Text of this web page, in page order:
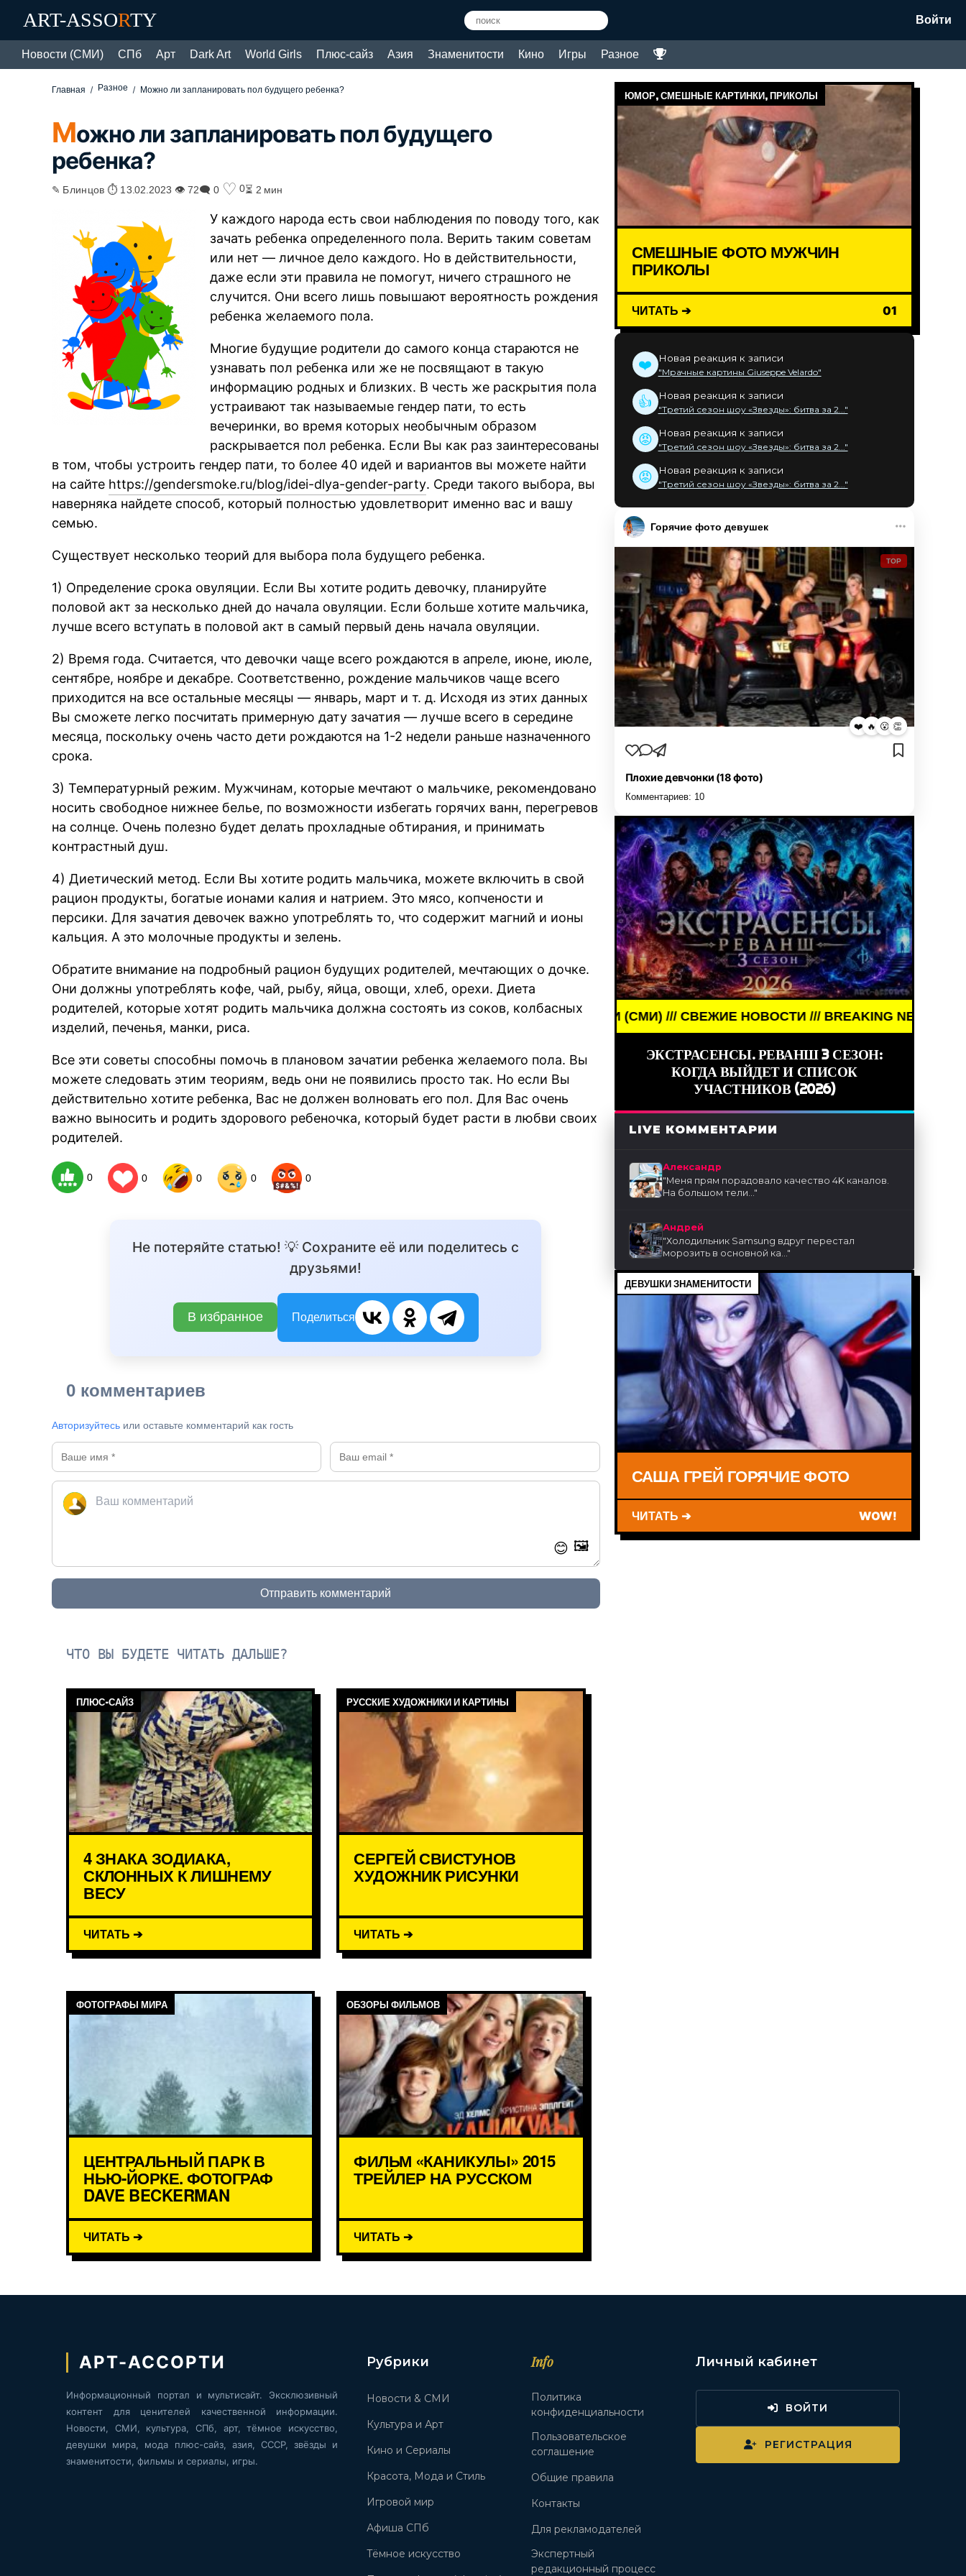
ART-ASSORTY Войти
Новости (СМИ) СПб Арт Dark Art World Girls Плюс-сайз Азия Знаменитости Кино Игры Разное
Главная Разное Можно ли запланировать пол будущего ребенка?
Можно ли запланировать пол будущего
ребенка?
✎ Блинцов ⏱ 13.02.2023 👁 72🗨 0 ♡ 0⏳ 2 мин
У каждого народа есть свои наблюдения по поводу того, как
зачать ребенка определенного пола. Верить таким советам
или нет — личное дело каждого. Но в действительности,
даже если эти правила не помогут, ничего страшного не
случится. Они всего лишь повышают вероятность рождения
ребенка желаемого пола.
Многие будущие родители до самого конца стараются не
узнавать пол ребенка или же не посвящают в такую
информацию родных и близких. В честь же раскрытия пола
устраивают так называемые гендер пати, то есть
вечеринки, во время которых необычным образом
раскрывается пол ребенка. Если Вы как раз заинтересованы
в том, чтобы устроить гендер пати, то более 40 идей и вариантов вы можете найти
на сайте https://gendersmoke.ru/blog/idei-dlya-gender-party. Среди такого выбора, вы
наверняка найдете способ, который полностью удовлетворит именно вас и вашу
семью.
Существует несколько теорий для выбора пола будущего ребенка.
1) Определение срока овуляции. Если Вы хотите родить девочку, планируйте
половой акт за несколько дней до начала овуляции. Если больше хотите мальчика,
лучше всего вступать в половой акт в самый первый день начала овуляции.
2) Время года. Считается, что девочки чаще всего рождаются в апреле, июне, июле,
сентябре, ноябре и декабре. Соответственно, рождение мальчиков чаще всего
приходится на все остальные месяцы — январь, март и т. д. Исходя из этих данных
Вы сможете легко посчитать примерную дату зачатия — лучше всего в середине
месяца, поскольку очень часто дети рождаются на 1-2 недели раньше назначенного
срока.
3) Температурный режим. Мужчинам, которые мечтают о мальчике, рекомендовано
носить свободное нижнее белье, по возможности избегать горячих ванн, перегревов
на солнце. Очень полезно будет делать прохладные обтирания, и принимать
контрастный душ.
4) Диетический метод. Если Вы хотите родить мальчика, можете включить в свой
рацион продукты, богатые ионами калия и натрием. Это мясо, копчености и
персики. Для зачатия девочек важно употреблять то, что содержит магний и ионы
кальция. А это молочные продукты и зелень.
Обратите внимание на подробный рацион будущих родителей, мечтающих о дочке.
Они должны употреблять кофе, чай, рыбу, яйца, овощи, хлеб, орехи. Диета
родителей, которые хотят родить мальчика должна состоять из соков, колбасных
изделий, печенья, манки, риса.
Все эти советы способны помочь в плановом зачатии ребенка желаемого пола. Вы
можете следовать этим теориям, ведь они не появились просто так. Но если Вы
действительно хотите ребенка, Вас не должен волновать его пол. Для Вас очень
важно выносить и родить здорового ребеночка, который будет расти в любви своих
родителей.
0 0 0 0 0
Не потеряйте статью! 💡 Сохраните её или поделитесь с
друзьями!
В избранное Поделиться
0 комментариев
Авторизуйтесь или оставьте комментарий как гость
😊 🖼️
Отправить комментарий
ЧТО ВЫ БУДЕТЕ ЧИТАТЬ ДАЛЬШЕ?
ПЛЮС-САЙЗ
4 ЗНАКА ЗОДИАКА,
СКЛОННЫХ К ЛИШНЕМУ
ВЕСУ
ЧИТАТЬ ➔
РУССКИЕ ХУДОЖНИКИ И КАРТИНЫ
СЕРГЕЙ СВИСТУНОВ
ХУДОЖНИК РИСУНКИ
ЧИТАТЬ ➔
ФОТОГРАФЫ МИРА
ЦЕНТРАЛЬНЫЙ ПАРК В
НЬЮ-ЙОРКЕ. ФОТОГРАФ
DAVE BECKERMAN
ЧИТАТЬ ➔
ОБЗОРЫ ФИЛЬМОВ
ФИЛЬМ «КАНИКУЛЫ» 2015
ТРЕЙЛЕР НА РУССКОМ
ЧИТАТЬ ➔
ЮМОР, СМЕШНЫЕ КАРТИНКИ, ПРИКОЛЫ
СМЕШНЫЕ ФОТО МУЖЧИН
ПРИКОЛЫ
ЧИТАТЬ ➔ 01
❤️ Новая реакция к записи
"Мрачные картины Giuseppe Velardo"
👍 Новая реакция к записи
"Третий сезон шоу «Звезды»: битва за 2..."
😡 Новая реакция к записи
"Третий сезон шоу «Звезды»: битва за 2..."
😡 Новая реакция к записи
"Третий сезон шоу «Звезды»: битва за 2..."
Горячие фото девушек
TOP
❤️ 🔥 😮 👏
Плохие девчонки (18 фото)
Комментариев: 10
BREAKING NEWS /// НОВОСТИ (СМИ) /// СВЕЖИЕ НОВОСТИ /// BREAKING NEWS /// НОВОСТИ
ЭКСТРАСЕНСЫ. РЕВАНШ 3 СЕЗОН:
КОГДА ВЫЙДЕТ И СПИСОК
УЧАСТНИКОВ (2026)
LIVE КОММЕНТАРИИ
Александр
"Меня прям порадовало качество 4K каналов.
На большом тели..."
Андрей
"Холодильник Samsung вдруг перестал
морозить в основной ка..."
ДЕВУШКИ ЗНАМЕНИТОСТИ
САША ГРЕЙ ГОРЯЧИЕ ФОТО
ЧИТАТЬ ➔ WOW!
АРТ-АССОРТИ
Информационный портал и мультисайт. Эксклюзивный
контент для ценителей качественной информации.
Новости, СМИ, культура, СПб, арт, тёмное искусство,
девушки мира, мода плюс-сайз, азия, СССР, звёзды и
знаменитости, фильмы и сериалы, игры.
Рубрики
Новости & СМИ
Культура и Арт
Кино и Сериалы
Красота, Мода и Стиль
Игровой мир
Афиша СПб
Тёмное искусство
Info
Политика
конфиденциальности
Пользовательское
соглашение
Общие правила
Контакты
Для рекламодателей
Экспертный
редакционный процесс
Личный кабинет
ВОЙТИ
РЕГИСТРАЦИЯ